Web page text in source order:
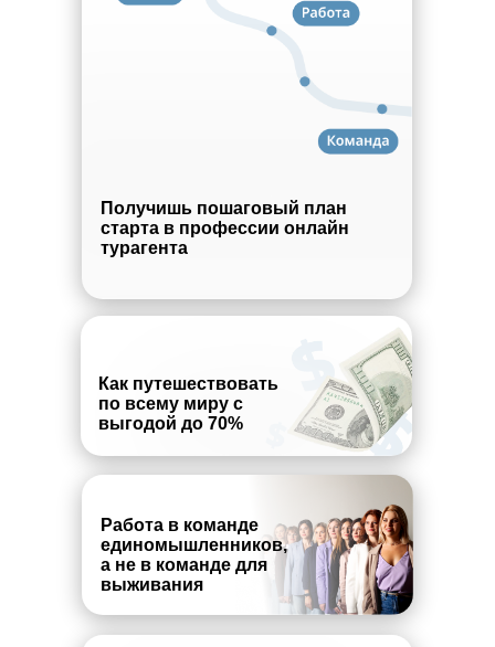
Получишь пошаговый план
старта в профессии онлайн
турагента
Как путешествовать
по всему миру с
выгодой до 70%
Работа в команде
единомышленников,
а не в команде для
выживания